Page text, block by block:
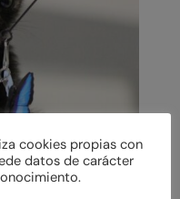
cookies propias con
datos de carácter